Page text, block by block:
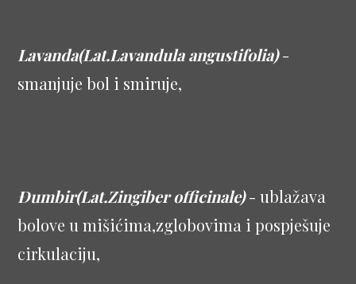
Lavanda(Lat.Lavandula angustifolia)-
smanjuje bol i smiruje,
Đumbir(Lat.Zingiber officinale)- ublažava
bolove u mišićima,zglobovima i pospješuje
cirkulaciju,